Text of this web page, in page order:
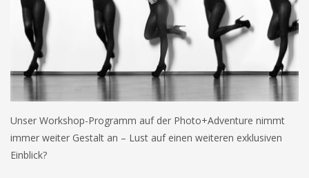
Unser Workshop-Programm auf der Photo+Adventure nimmt
immer weiter Gestalt an – Lust auf einen weiteren exklusiven
Einblick?